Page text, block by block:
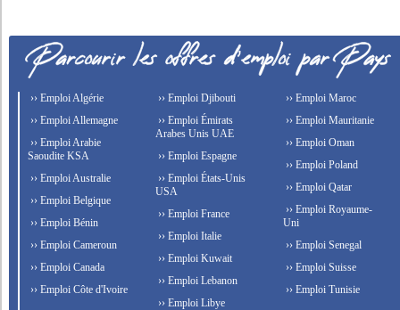
›› Emploi Algérie
›› Emploi Allemagne
›› Emploi Arabie
Saoudite KSA
›› Emploi Australie
›› Emploi Belgique
›› Emploi Bénin
›› Emploi Cameroun
›› Emploi Canada
›› Emploi Côte d'Ivoire
›› Emploi Djibouti
›› Emploi Émirats
Arabes Unis UAE
›› Emploi Espagne
›› Emploi États-Unis
USA
›› Emploi France
›› Emploi Italie
›› Emploi Kuwait
›› Emploi Lebanon
›› Emploi Libye
›› Emploi Maroc
›› Emploi Mauritanie
›› Emploi Oman
›› Emploi Poland
›› Emploi Qatar
›› Emploi Royaume-
Uni
›› Emploi Senegal
›› Emploi Suisse
›› Emploi Tunisie